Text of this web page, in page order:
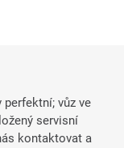
perfektní; vůz ve
servisní
kontaktovat a